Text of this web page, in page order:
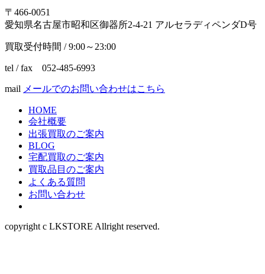
〒466-0051
愛知県名古屋市昭和区御器所2-4-21 アルセラディペンダD号
買取受付時間 / 9:00～23:00
tel / fax 052-485-6993
mail メールでのお問い合わせはこちら
HOME
会社概要
出張買取のご案内
BLOG
宅配買取のご案内
買取品目のご案内
よくある質問
お問い合わせ
copyright c LKSTORE Allright reserved.